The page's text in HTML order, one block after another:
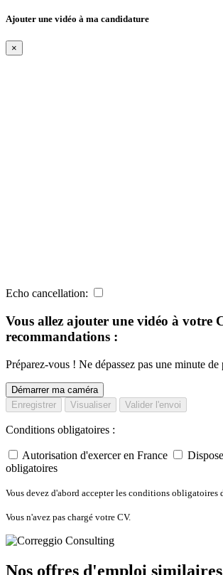
Ajouter une vidéo à ma candidature
×
Echo cancellation:
Vous allez ajouter une vidéo à votre
recommandations :
Préparez-vous ! Ne dépassez pas une minute de
Démarrer ma caméra
Enregistrer
Visualiser Valider l'envoi
Conditions obligatoires :
Autorisation d'exercer en France
obligatoires
Vous devez d'abord accepter les conditions obligatoires
Vous n'avez pas chargé votre CV.
Nos offres d'emploi similaires